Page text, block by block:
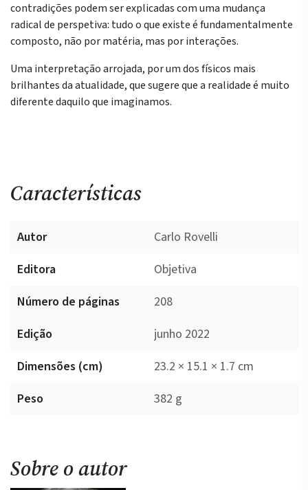
contradições podem ser explicadas com uma mudança
radical de perspetiva: tudo o que existe é fundamentalmente
composto, não por matéria, mas por interações.
Uma interpretação arrojada, por um dos físicos mais
brilhantes da atualidade, que sugere que a realidade é muito
diferente daquilo que imaginamos.
Características
Autor
Carlo Rovelli
Editora
Objetiva
Número de páginas
208
Edição
junho 2022
Dimensões (cm)
23.2 × 15.1 × 1.7 cm
Peso
382 g
Sobre o autor